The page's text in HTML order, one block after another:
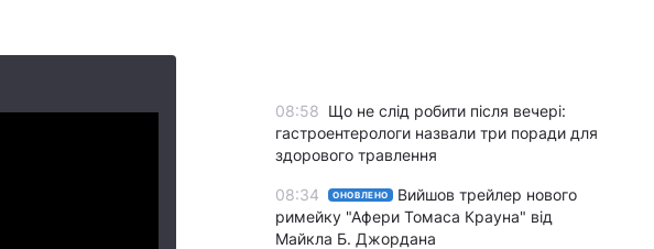
08:58 Що не слід робити після вечері:
гастроентерологи назвали три поради для
здорового травлення
08:34 ОНОВЛЕНО
Вийшов трейлер нового
римейку "Афери Томаса Крауна" від
Майкла Б. Джордана